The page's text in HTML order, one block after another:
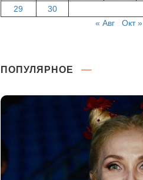
29
30
« Авг
Окт »
ПОПУЛЯРНОЕ